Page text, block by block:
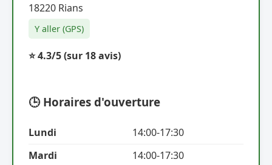
18220 Rians
Y aller (GPS)
⭐ 4.3/5(sur 18 avis)
🕒 Horaires d'ouverture
Lundi
14:00-17:30
Mardi
14:00-17:30